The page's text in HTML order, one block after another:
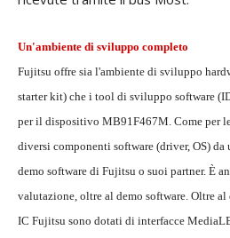
Un'ambiente di sviluppo completo
Fujitsu offre sia l'ambiente di sviluppo
starter kit) che i tool di sviluppo software
per il dispositivo MB91F467M. Come per
diversi componenti software (driver, OS)
demo software di Fujitsu o suoi partner. È
valutazione, oltre al demo software. Oltre
IC Fujitsu sono dotati di interfacce